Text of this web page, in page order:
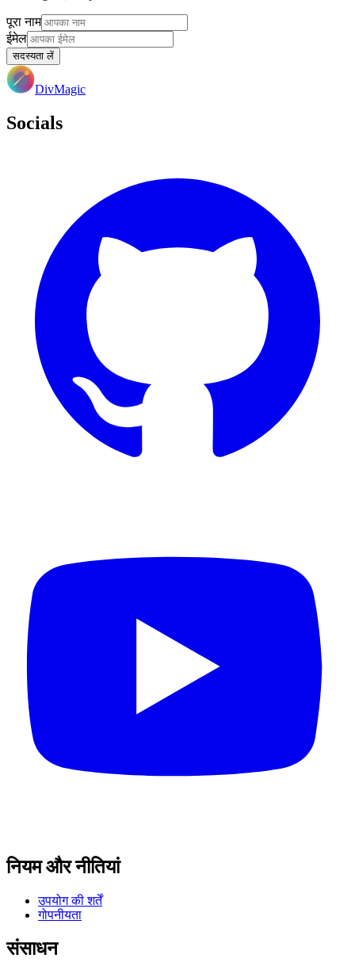
पूरा नाम
ईमेल
सदस्यता लें
DivMagic
Socials
नियम और नीतियां
उपयोग की शर्तें
गोपनीयता
संसाधन